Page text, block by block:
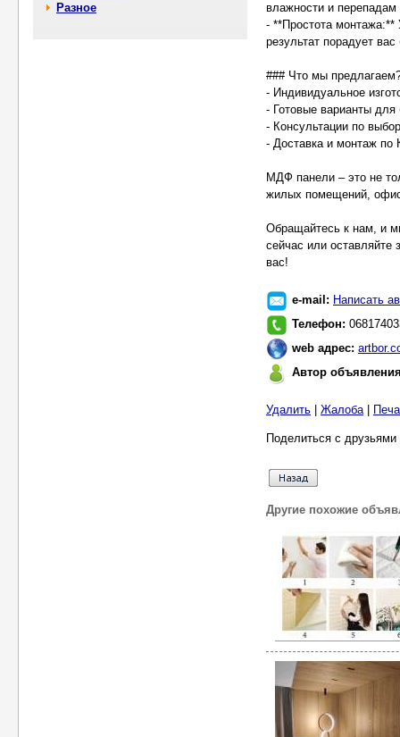
Разное
влажности и перепадам
- **Простота
результат порадует
### Что мы
- Индивидуальное
- Готовые варианты
- Консультации по
- Доставка и монтаж по
МДФ панели – это не
жилых помещений,
Обращайтесь к нам, и
сейчас или оставляйте
вас!
e-mail: Написать
Телефон:
web адрес:
Автор
Удалить Жалоба|
Поделиться с
Другие похожие